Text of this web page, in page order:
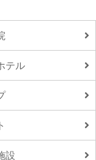
テル
設